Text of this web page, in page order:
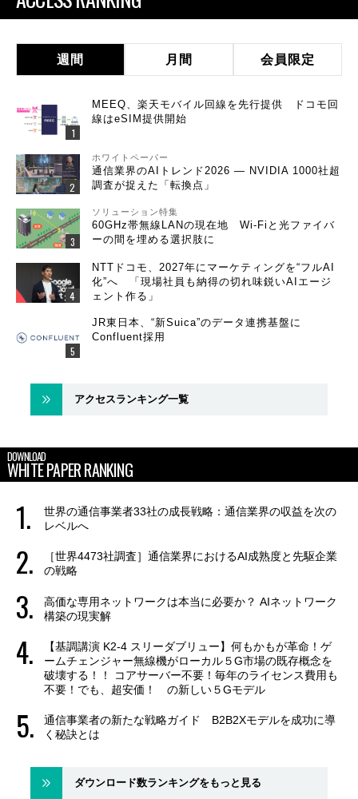
週間 月間 会員限定
MEEQ、楽天モバイル回線を先行提供 ドコモ回
線はeSIM提供開始
ホワイトペーパー
通信業界のAIトレンド2026 ― NVIDIA 1000社超
調査が捉えた「転換点」
ソリューション特集
60GHz帯無線LANの現在地 Wi-Fiと光ファイバ
ーの間を埋める選択肢に
NTTドコモ、2027年にマーケティングを“フルAI
化”へ 「現場社員も納得の切れ味鋭いAIエージ
ェント作る」
JR東日本、“新Suica”のデータ連携基盤に
Confluent採用
アクセスランキング一覧
DOWNLOAD
WHITE PAPER RANKING
世界の通信事業者33社の成長戦略：通信業界の収益を次の
レベルへ
［世界4473社調査］通信業界におけるAI成熟度と先駆企業
の戦略
高価な専用ネットワークは本当に必要か？ AIネットワーク
構築の現実解
【基調講演 K2-4 スリーダブリュー】何もかもが革命！ゲ
ームチェンジャー無線機がローカル５G市場の既存概念を
破壊する！！ コアサーバー不要！毎年のライセンス費用も
不要！でも、超安価！ の新しい５Gモデル
通信事業者の新たな戦略ガイド B2B2Xモデルを成功に導
く秘訣とは
ダウンロード数ランキングをもっと見る